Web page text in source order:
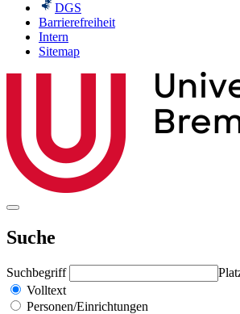
DGS
Barrierefreiheit
Intern
Sitemap
Suche
Suchbegriff
Volltext
Personen/Einrichtungen